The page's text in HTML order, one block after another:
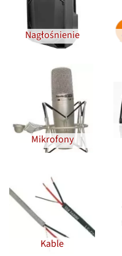
Nagłośnienie
Mikrofony
Kable